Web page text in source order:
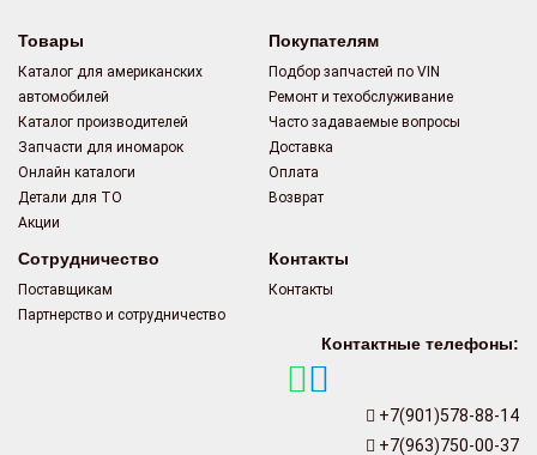
Товары
Каталог для американских
автомобилей
Каталог производителей
Запчасти для иномарок
Онлайн каталоги
Детали для ТО
Акции
Покупателям
Подбор запчастей по VIN
Ремонт и техобслуживание
Часто задаваемые вопросы
Доставка
Оплата
Возврат
Сотрудничество
Поставщикам
Партнерство и сотрудничество
Контакты
Контакты
Контактные телефоны:
+7(901)578-88-14
+7(963)750-00-37